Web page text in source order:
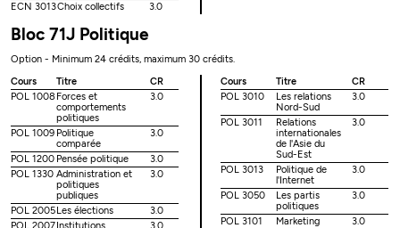
ECN 3013Choix collectifs 3.0
Bloc 71J Politique
Option - Minimum 24 crédits, maximum 30 crédits.
Cours
Titre
CR
POL 1008 Forces et
comportements
politiques
3.0
POL 1009 Politique
comparée
3.0
POL 1200 Pensée politique
3.0
POL 1330 Administration et
politiques
publiques
3.0
POL 2005 Les élections
3.0
Cours Titre
CR
POL 3010
Les relations
Nord-Sud
3.0
POL 3011
Relations
internationales
de l'Asie du
Sud-Est
3.0
POL 3013
Politique de
l'Internet
3.0
POL 3050
Les partis
politiques
3.0
POL 3101
Marketing
3.0